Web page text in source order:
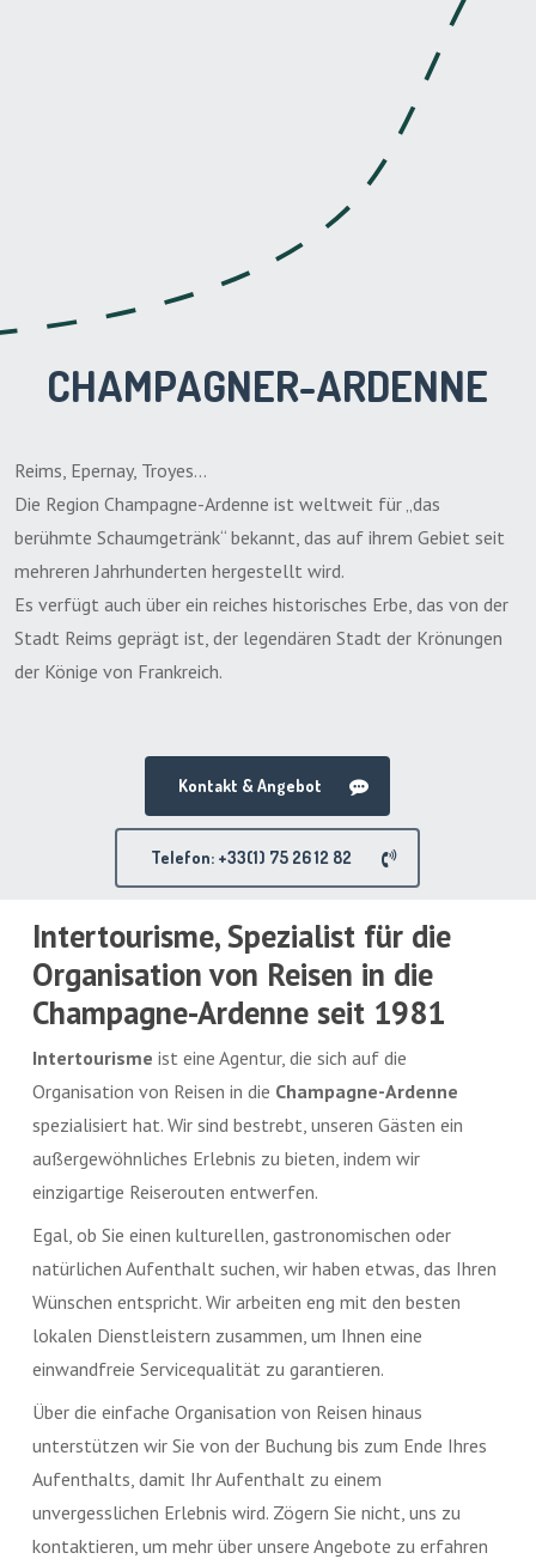
CHAMPAGNER-ARDENNE
Reims, Epernay, Troyes…
Die Region Champagne-Ardenne ist weltweit für „das
berühmte Schaumgetränk“ bekannt, das auf ihrem Gebiet seit
mehreren Jahrhunderten hergestellt wird.
Es verfügt auch über ein reiches historisches Erbe, das von der
Stadt Reims geprägt ist, der legendären Stadt der Krönungen
der Könige von Frankreich.
Kontakt & Angebot
Telefon: +33(1) 75 26 12 82
Intertourisme, Spezialist für die
Organisation von Reisen in die
Champagne-Ardenne seit 1981
Intertourisme ist eine Agentur, die sich auf die
Organisation von Reisen in die Champagne-Ardenne
spezialisiert hat. Wir sind bestrebt, unseren Gästen ein
außergewöhnliches Erlebnis zu bieten, indem wir
einzigartige Reiserouten entwerfen.
Egal, ob Sie einen kulturellen, gastronomischen oder
natürlichen Aufenthalt suchen, wir haben etwas, das Ihren
Wünschen entspricht. Wir arbeiten eng mit den besten
lokalen Dienstleistern zusammen, um Ihnen eine
einwandfreie Servicequalität zu garantieren.
Über die einfache Organisation von Reisen hinaus
unterstützen wir Sie von der Buchung bis zum Ende Ihres
Aufenthalts, damit Ihr Aufenthalt zu einem
unvergesslichen Erlebnis wird. Zögern Sie nicht, uns zu
kontaktieren, um mehr über unsere Angebote zu erfahren